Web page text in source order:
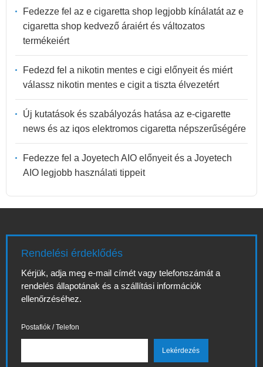
Fedezze fel az e cigaretta shop legjobb kínálatát az e
cigaretta shop kedvező áraiért és változatos
termékeiért
Fedezd fel a nikotin mentes e cigi előnyeit és miért
válassz nikotin mentes e cigit a tiszta élvezetért
Új kutatások és szabályozás hatása az e-cigarette
news és az iqos elektromos cigaretta népszerűségére
Fedezze fel a Joyetech AIO előnyeit és a Joyetech
AIO legjobb használati tippeit
Rendelési érdeklődés
Kérjük, adja meg e-mail címét vagy telefonszámát a
rendelés állapotának és a szállítási információk
ellenőrzéséhez.
Postafiók / Telefon